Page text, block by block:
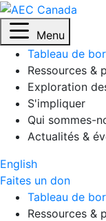
Menu
Tableau de
Ressources &
Exploration
S'impliquer
Qui sommes-
Actualités &
English
Faites un don
Tableau de
Ressources &